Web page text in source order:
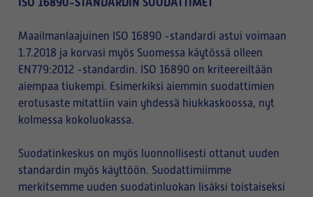
Maailmanlaajuinen ISO 16890 -standardi astui voimaan
1.7.2018 ja korvasi myös Suomessa käytössä olleen
EN779:2012 -standardin. ISO 16890 on kriteereiltään
aiempaa tiukempi. Esimerkiksi aiemmin suodattimien
erotusaste mitattiin vain yhdessä hiukkaskoossa, nyt
kolmessa kokoluokassa.
Suodatinkeskus on myös luonnollisesti ottanut uuden
standardin myös käyttöön. Suodattimiimme
merkitsemme uuden suodatinluokan lisäksi toistaiseksi